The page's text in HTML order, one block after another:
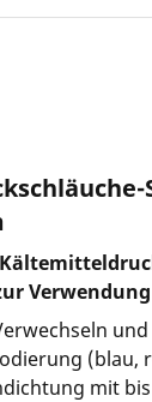
(blau,
mit